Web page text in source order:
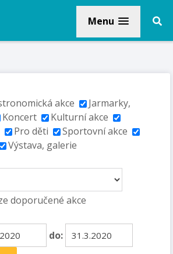
Menu
akce
Jarmarky,
Koncert
Kulturní akce
Pro děti
Sportovní akce
Výstava, galerie
doporučené akce
do: